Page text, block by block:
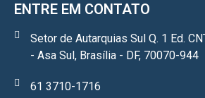
ENTRE EM CONTATO
Setor de Autarquias Sul Q. 1 Ed.
- Asa Sul, Brasília - DF, 70070-944
61 3710-1716